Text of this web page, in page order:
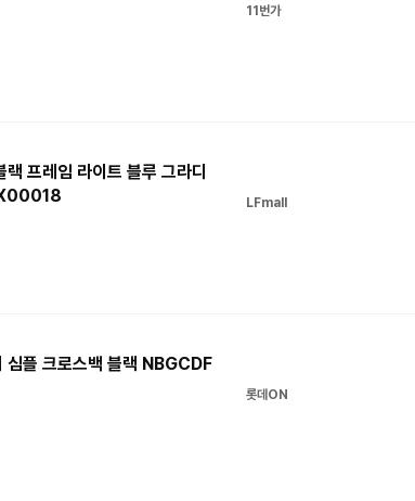
11번가
프레임 라이트 블루 그라디
LFmall
심플 크로스백 블랙 NBGCDF
롯데ON